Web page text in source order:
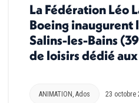
La Fédération Léo
Boeing inaugurent
Salins-les-Bains
de loisirs dédié aux
ANIMATION , Ados 23 octobre